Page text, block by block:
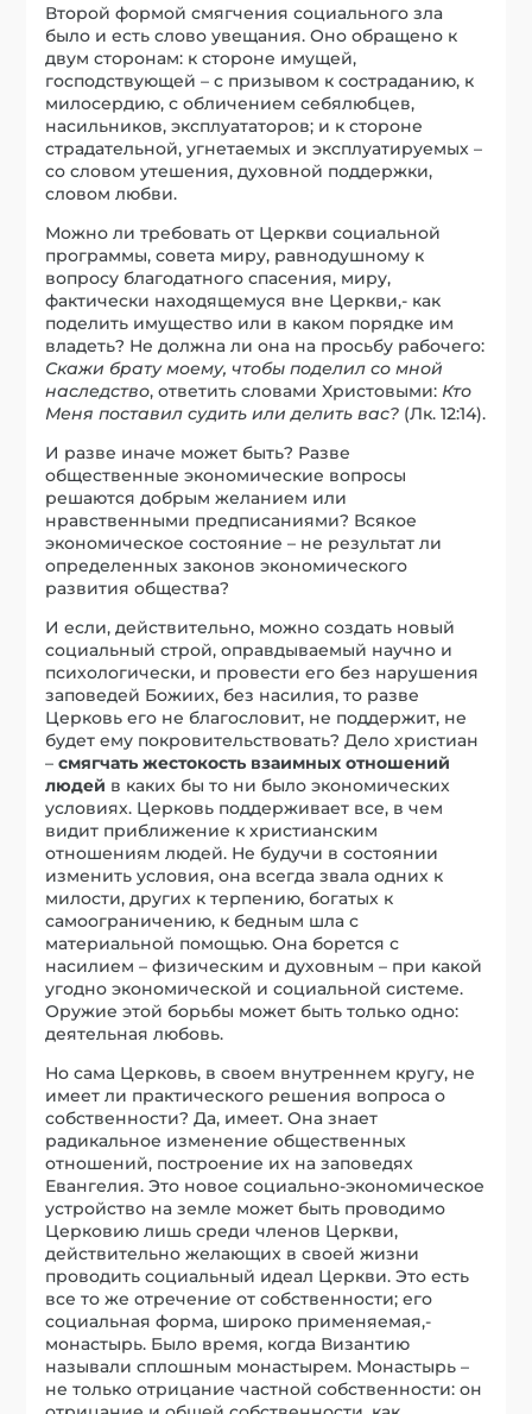
Второй формой смягчения социального зла
было и есть слово увещания. Оно обращено к
двум сторонам: к стороне имущей,
господствующей – с призывом к состраданию, к
милосердию, с обличением себялюбцев,
насильников, эксплуататоров; и к стороне
страдательной, угнетаемых и эксплуатируемых –
со словом утешения, духовной поддержки,
словом любви.
Можно ли требовать от Церкви социальной
программы, совета миру, равнодушному к
вопросу благодатного спасения, миру,
фактически находящемуся вне Церкви,- как
поделить имущество или в каком порядке им
владеть? Не должна ли она на просьбу рабочего:
Скажи брату моему, чтобы поделил со мной
наследство, ответить словами Христовыми: Кто
Меня поставил судить или делить вас? (Лк. 12:14).
И разве иначе может быть? Разве
общественные экономические вопросы
решаются добрым желанием или
нравственными предписаниями? Всякое
экономическое состояние – не результат ли
определенных законов экономического
развития общества?
И если, действительно, можно создать новый
социальный строй, оправдываемый научно и
психологически, и провести его без нарушения
заповедей Божиих, без насилия, то разве
Церковь его не благословит, не поддержит, не
будет ему покровительствовать? Дело христиан
–смягчать жестокость взаимных отношений
людей в каких бы то ни было экономических
условиях. Церковь поддерживает все, в чем
видит приближение к христианским
отношениям людей. Не будучи в состоянии
изменить условия, она всегда звала одних к
милости, других к терпению, богатых к
самоограничению, к бедным шла с
материальной помощью. Она борется с
насилием – физическим и духовным – при какой
угодно экономической и социальной системе.
Оружие этой борьбы может быть только одно:
деятельная любовь.
Но сама Церковь, в своем внутреннем кругу, не
имеет ли практического решения вопроса о
собственности? Да, имеет. Она знает
радикальное изменение общественных
отношений, построение их на заповедях
Евангелия. Это новое социально-экономическое
устройство на земле может быть проводимо
Церковию лишь среди членов Церкви,
действительно желающих в своей жизни
проводить социальный идеал Церкви. Это есть
все то же отречение от собственности; его
социальная форма, широко применяемая,-
монастырь. Было время, когда Византию
называли сплошным монастырем. Монастырь –
не только отрицание частной собственности: он